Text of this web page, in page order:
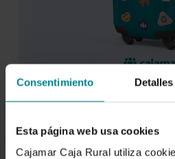
Consentimiento Detalles
Esta página web usa cookies
Cajamar Caja Rural utiliza